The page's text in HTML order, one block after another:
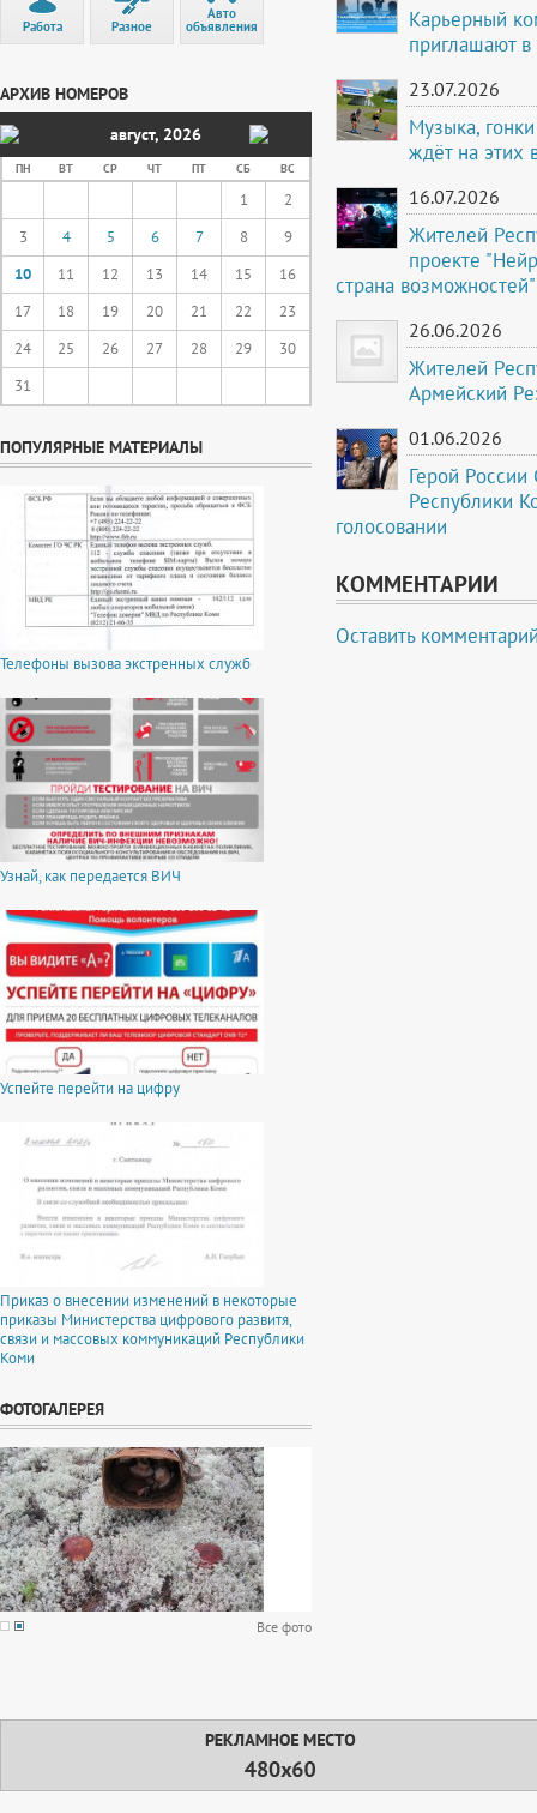
Работа Разное
Авто
объявления
АРХИВ НОМЕРОВ
август, 2026
ПН ВТ СР ЧТ ПТ СБ ВС
1
2
3
4 5 6 7 8
9
10
11 12 13 14 15
16
17
18 19 20 21 22
23
24
25 26 27 28 29
30
31
ПОПУЛЯРНЫЕ МАТЕРИАЛЫ
Телефоны вызова экстренных служб
Узнай, как передается ВИЧ
Успейте перейти на цифру
Приказ о внесении изменений в некоторые
приказы Министерства цифрового развитя,
связи и массовых коммуникаций Республики
Коми
ФОТОГАЛЕРЕЯ
Все фото
Карьерный
приглашают
23.07.2026
Музыка,
ждёт на этих
16.07.2026
Жителей
проекте
страна возможностей"
26.06.2026
Жителей
Армейский
01.06.2026
Герой России
Республики
голосовании
КОММЕНТАРИИ
Оставить